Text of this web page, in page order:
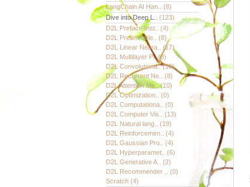
LangChain AI Han.. (8)
Dive into Deep L.. (123)
D2L Preface Inst.. (4)
D2L Preliminarie.. (8)
D2L Linear Neura.. (17)
D2L Multilayer P..(8)
D2L Convolutiona..(16)
D2L Recurrent Ne.. (8)
D2L Attention Me..(10)
D2L Optimization.. (0)
D2L Computationa.. (0)
D2L Computer Vis.. (13)
D2L Natural lang.. (19)
D2L Reinforcemen.. (4)
D2L Gaussian Pro.. (4)
D2L Hyperparamet.. (6)
D2L Generative A.. (2)
D2L Recommender .. (0)
Scratch (4)